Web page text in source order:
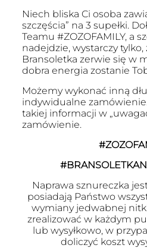
Niech bliska Ci osoba
szczęścia” na 3 supełki.
Teamu #ZOZOFAMILY, a
nadejdzie, wystarczy
Bransoletka zerwie się w
dobra energia zostanie
Możemy wykonać inną
indywidualne
takiej informacji w
zamówienie.
Naprawa sznureczka
posiadają Państwo
wymiany jedwabnej
zrealizować w każdym
lub wysyłkowo, w
doliczyć koszt